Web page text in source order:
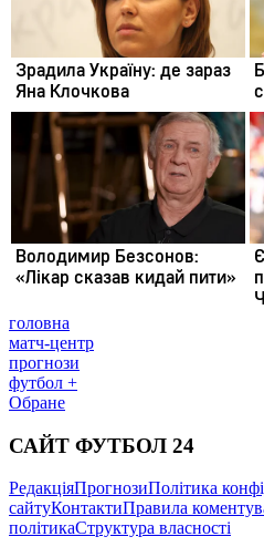
головна
матч-центр
прогнози
футбол +
Обране
САЙТ ФУТБОЛ 24
РедакціяПрогнозиПолітика
сайтуКонтактиПравила
політикаСтруктура власності